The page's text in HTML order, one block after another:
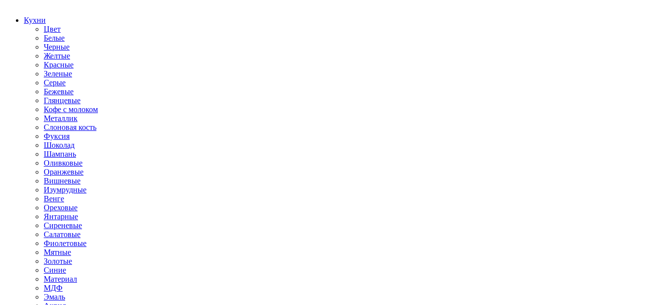
Кухни
Цвет
Белые
Черные
Желтые
Красные
Зеленые
Серые
Бежевые
Глянцевые
Кофе с молоком
Металлик
Слоновая кость
Фуксия
Шоколад
Шампань
Оливковые
Оранжевые
Вишневые
Изумрудные
Венге
Ореховые
Янтарные
Сиреневые
Салатовые
Фиолетовые
Мятные
Золотые
Синие
Материал
МДФ
Эмаль